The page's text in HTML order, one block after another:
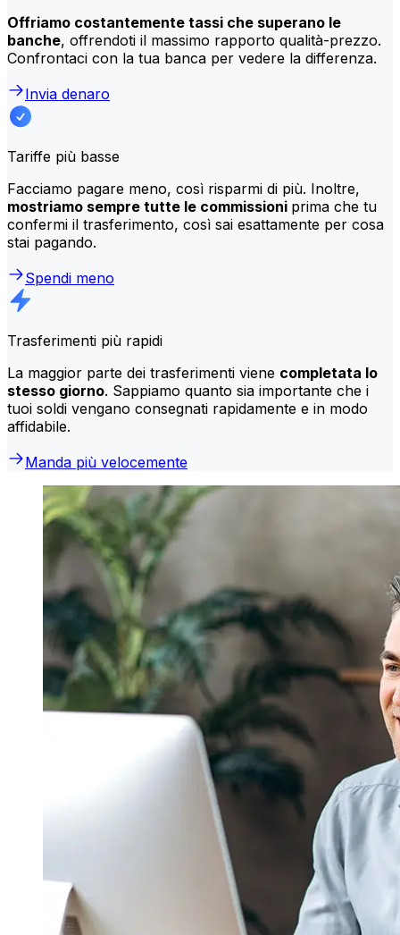
Offriamo costantemente tassi che superano le
banche, offrendoti il massimo rapporto qualità-prezzo.
Confrontaci con la tua banca per vedere la differenza.
Invia denaro
Tariffe più basse
Facciamo pagare meno, così risparmi di più. Inoltre,
mostriamo sempre tutte le commissioni prima che tu
confermi il trasferimento, così sai esattamente per cosa
stai pagando.
Spendi meno
Trasferimenti più rapidi
La maggior parte dei trasferimenti viene completata lo
stesso giorno. Sappiamo quanto sia importante che i
tuoi soldi vengano consegnati rapidamente e in modo
affidabile.
Manda più velocemente